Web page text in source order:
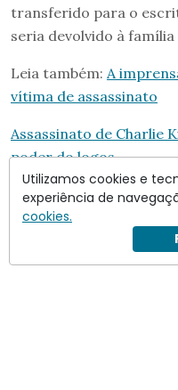
transferido para o
seria devolvido à
Leia também: A
vítima de assassinato
Assassinato de Charlie
poder do logos
Utilizamos cookies e
experiência de
cookies.